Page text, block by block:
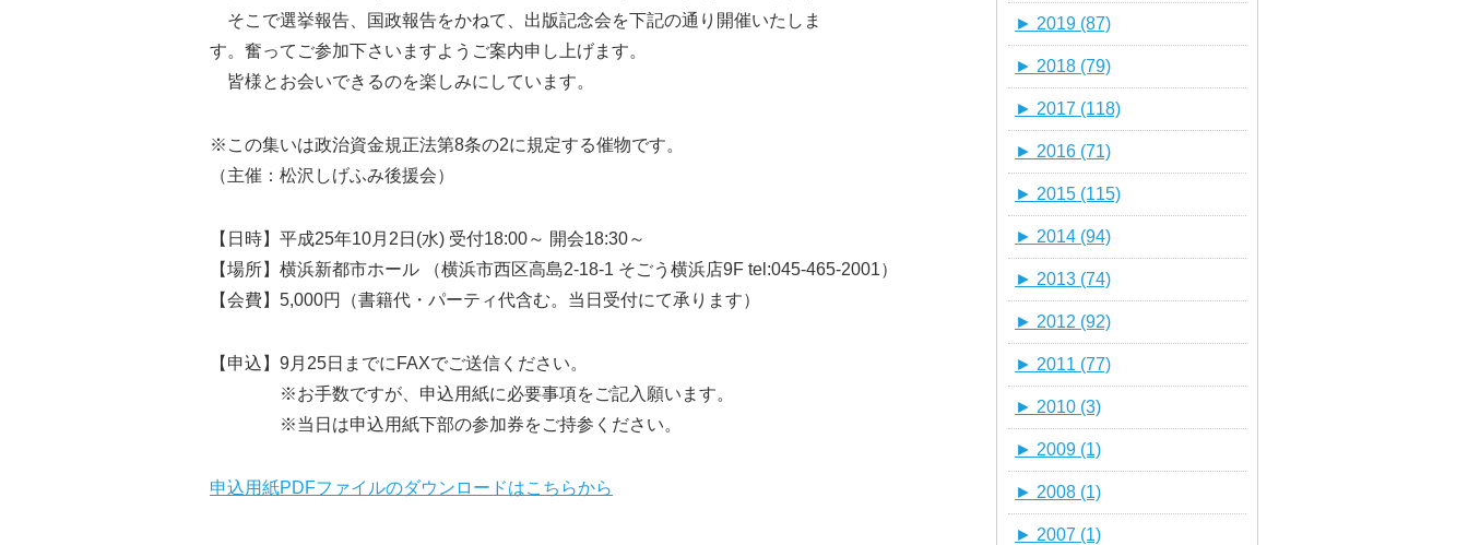
そこで選挙報告、国政報告をかねて、出版記念会を下記の通り開催いたしま
す。奮ってご参加下さいますようご案内申し上げます。
皆様とお会いできるのを楽しみにしています。
※この集いは政治資金規正法第8条の2に規定する催物です。
（主催：松沢しげふみ後援会）
【日時】平成25年10月2日(水) 受付18:00～ 開会18:30～
【場所】横浜新都市ホール （横浜市西区高島2-18-1 そごう横浜店9F tel:045-465-2001）
【会費】5,000円（書籍代・パーティ代含む。当日受付にて承ります）
【申込】9月25日までにFAXでご送信ください。
※お手数ですが、申込用紙に必要事項をご記入願います。
※当日は申込用紙下部の参加券をご持参ください。
申込用紙PDFファイルのダウンロードはこちらから
► 2019 (87)
► 2018 (79)
► 2017 (118)
► 2016 (71)
► 2015 (115)
► 2014 (94)
► 2013 (74)
► 2012 (92)
► 2011 (77)
► 2010 (3)
► 2009 (1)
► 2008 (1)
► 2007 (1)